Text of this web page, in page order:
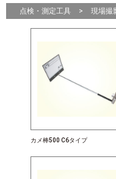
点検・測定工具 現場撮
カメ棒500 C6タイプ